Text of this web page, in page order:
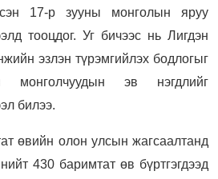
17-р зууны монголын яруу
тооцдог. Уг бичээс нь Лигдэн
эзлэн түрэмгийлэх бодлогыг
монголчуудын эв нэгдлийг
билээ.
өвийн олон улсын жагсаалтанд
430 баримтат өв бүртгэгдээд